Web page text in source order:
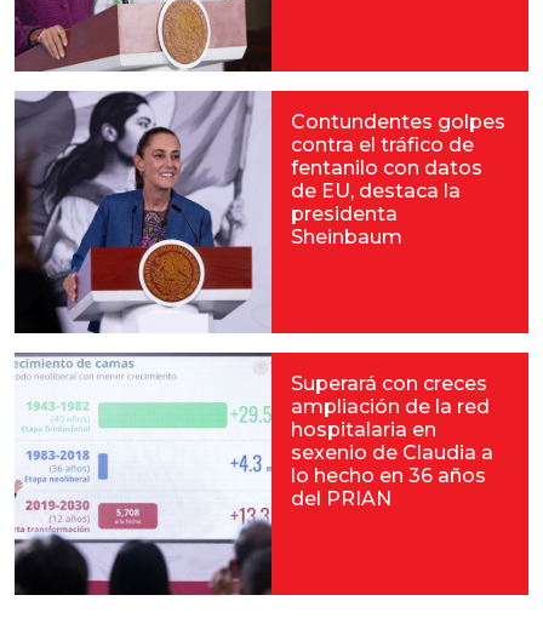
Contundentes golpes
contra el tráfico de
fentanilo con datos
de EU, destaca la
presidenta
Sheinbaum
Superará con creces
ampliación de la red
hospitalaria en
sexenio de Claudia a
lo hecho en 36 años
del PRIAN